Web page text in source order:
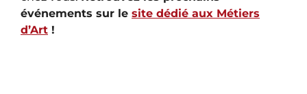
événements sur le site dédié aux Métiers
d’Art !